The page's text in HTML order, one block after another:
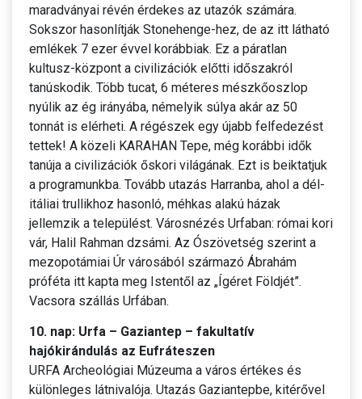
maradványai révén érdekes az utazók számára.
Sokszor hasonlítják Stonehenge-hez, de az itt látható
emlékek 7 ezer évvel korábbiak. Ez a páratlan
kultusz-központ a civilizációk előtti időszakról
tanúskodik. Több tucat, 6 méteres mészkőoszlop
nyúlik az ég irányába, némelyik súlya akár az 50
tonnát is elérheti. A régészek egy újabb felfedezést
tettek! A közeli KARAHAN Tepe, még korábbi idők
tanúja a civilizációk őskori világának. Ezt is beiktatjuk
a programunkba. Tovább utazás Harranba, ahol a dél-
itáliai trullikhoz hasonló, méhkas alakú házak
jellemzik a települést. Városnézés Urfaban: római kori
vár, Halil Rahman dzsámi. Az Ószövetség szerint a
mezopotámiai Úr városából származó Ábrahám
próféta itt kapta meg Istentől az „Ígéret Földjét”.
Vacsora szállás Urfában.
10. nap: Urfa – Gaziantep – fakultatív
hajókirándulás az Eufráteszen
URFA Archeológiai Múzeuma a város értékes és
különleges látnivalója. Utazás Gaziantepbe, kitérővel